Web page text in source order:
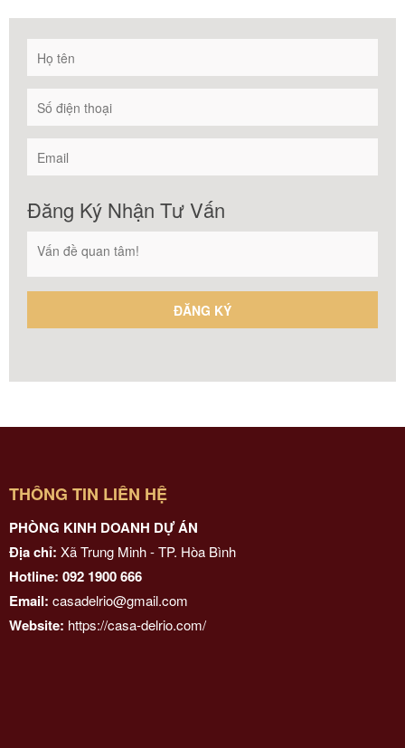
Đăng Ký Nhận Tư Vấn
THÔNG TIN LIÊN HỆ
PHÒNG KINH DOANH DỰ ÁN
Địa chỉ: Xã Trung Minh - TP. Hòa Bình
Hotline: 092 1900 666
Email: casadelrio@gmail.com
Website: https://casa-delrio.com/